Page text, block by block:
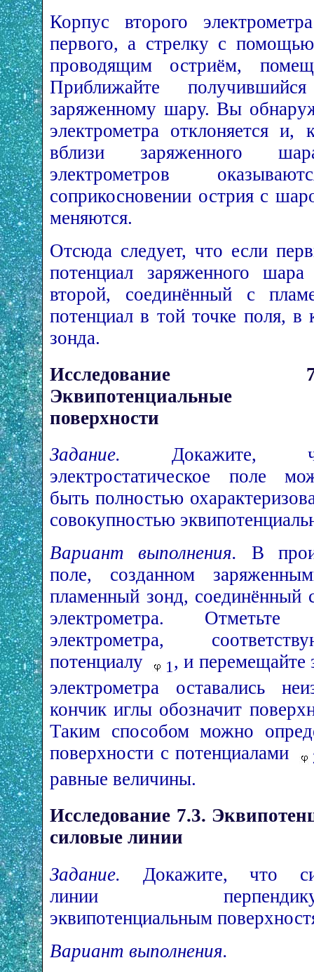
Корпус второго
первого, а стрелку с
проводящим остриём,
Приближайте
заряженному шару. Вы
электрометра отклоняется и,
вблизи заряженного
электрометров
соприкосновении острия с
меняются.
Отсюда следует, что если
потенциал заряженного
второй, соединённый с
потенциал в той точке поля, в
зонда.
Исследование
Эквипотенциальные
поверхности
Задание. Докажите,
электростатическое поле
быть полностью
совокупностью
Вариант выполнения. В
поле, созданном
пламенный зонд, соединённый
электрометра. Отметьте
электрометра,
потенциалу
1, и перемещайте
электрометра оставались
кончик иглы обозначит
Таким способом можно
поверхности с потенциалами
равные величины.
Исследование 7.3.
силовые линии
Задание. Докажите, что
линии
эквипотенциальным
Вариант выполнения.